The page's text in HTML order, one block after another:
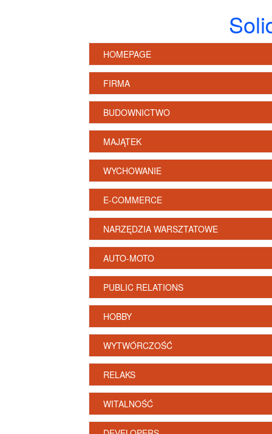
HOMEPAGE
FIRMA
BUDOWNICTWO
MAJĄTEK
WYCHOWANIE
E-COMMERCE
NARZĘDZIA WARSZTATOWE
AUTO-MOTO
PUBLIC RELATIONS
HOBBY
WYTWÓRCZOŚĆ
RELAKS
WITALNOŚĆ